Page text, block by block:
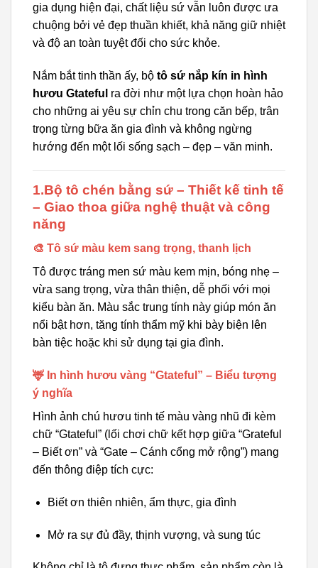
gia dụng hiện đại, chất liệu sứ vẫn luôn được ưa
chuộng bởi vẻ đẹp thuần khiết, khả năng giữ nhiệt
và độ an toàn tuyệt đối cho sức khỏe.
Nắm bắt tinh thần ấy, bộ tô sứ nắp kín in hình
hươu Gtateful ra đời như một lựa chọn hoàn hảo
cho những ai yêu sự chỉn chu trong căn bếp, trân
trọng từng bữa ăn gia đình và không ngừng
hướng đến một lối sống sạch – đẹp – văn minh.
1.Bộ tô chén bằng sứ – Thiết kế tinh tế
– Giao thoa giữa nghệ thuật và công
năng
🎨 Tô sứ màu kem sang trọng, thanh lịch
Tô được tráng men sứ màu kem mịn, bóng nhẹ –
vừa sang trọng, vừa thân thiện, dễ phối với mọi
kiểu bàn ăn. Màu sắc trung tính này giúp món ăn
nổi bật hơn, tăng tính thẩm mỹ khi bày biện lên
bàn tiệc hoặc khi sử dụng tại gia đình.
🦌 In hình hươu vàng “Gtateful” – Biểu tượng
ý nghĩa
Hình ảnh chú hươu tinh tế màu vàng nhũ đi kèm
chữ “Gtateful” (lối chơi chữ kết hợp giữa “Grateful
– Biết ơn” và “Gate – Cánh cổng mở rộng”) mang
đến thông điệp tích cực:
Biết ơn thiên nhiên, ẩm thực, gia đình
Mở ra sự đủ đầy, thịnh vượng, và sung túc